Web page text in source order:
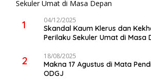
1 04/12/2025
Skandal Kaum Klerus dan
Perilaku Sekuler Umat di Masa
2 18/08/2025
Makna 17 Agustus di Mata
ODGJ